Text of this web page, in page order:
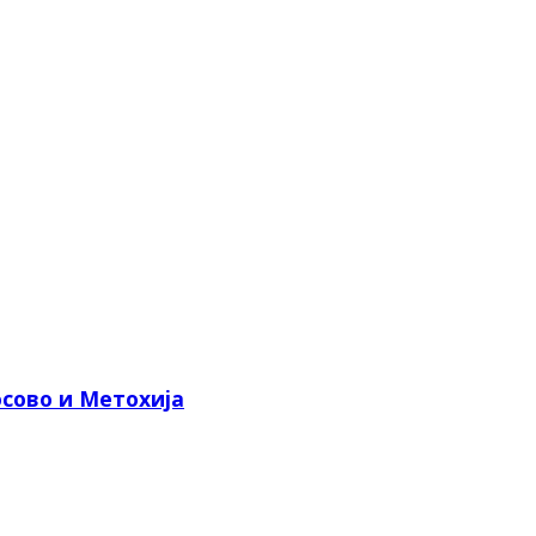
и Метохија